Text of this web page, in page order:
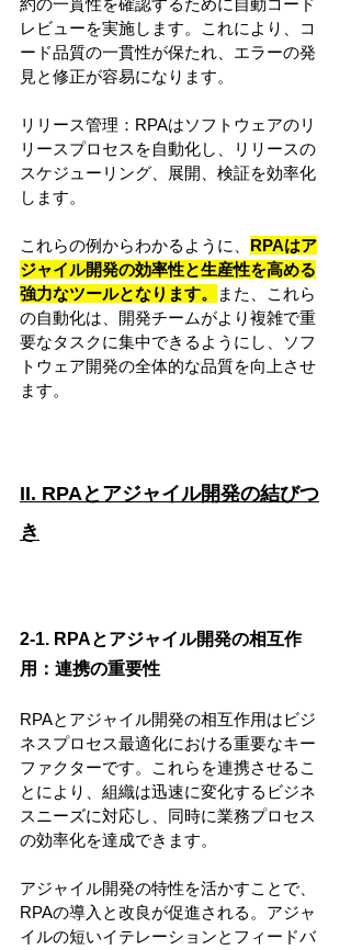
約の一貫性を確認するために自動コード
レビューを実施します。これにより、コ
ード品質の一貫性が保たれ、エラーの発
見と修正が容易になります。
リリース管理：RPAはソフトウェアのリ
リースプロセスを自動化し、リリースの
スケジューリング、展開、検証を効率化
します。
これらの例からわかるように、 RPAはア
ジャイル開発の効率性と生産性を高める
強力なツールとなります。
また、これら
の自動化は、開発チームがより複雑で重
要なタスクに集中できるようにし、ソフ
トウェア開発の全体的な品質を向上させ
ます。
II. RPAとアジャイル開発の結びつ
き
2-1. RPAとアジャイル開発の相互作
用：連携の重要性
RPAとアジャイル開発の相互作用はビジ
ネスプロセス最適化における重要なキー
ファクターです。これらを連携させるこ
とにより、組織は迅速に変化するビジネ
スニーズに対応し、同時に業務プロセス
の効率化を達成できます。
アジャイル開発の特性を活かすことで、
RPAの導入と改良が促進される。アジャ
イルの短いイテレーションとフィードバ